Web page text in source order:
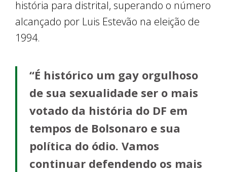
história para distrital, superando o número
alcançado por Luis Estevão na eleição de
1994.
“É histórico um gay orgulhoso
de sua sexualidade ser o mais
votado da história do DF em
tempos de Bolsonaro e sua
política do ódio. Vamos
continuar defendendo os mais